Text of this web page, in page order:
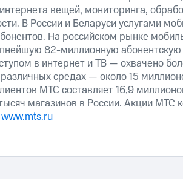
вещей, мониторинга,
В России и Беларуси услугами
На российском рынке
82-миллионную
в интернет и ТВ — охвачено
средах — около 15
МТС составляет 16,9
магазинов в России. Акции МТС
www.mts.ru